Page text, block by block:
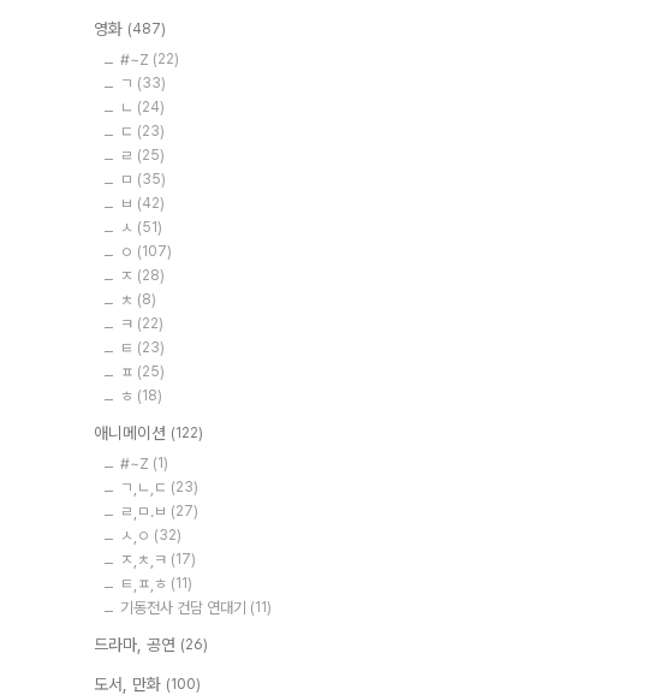
영화 (487)
#~Z (22)
ㄱ (33)
ㄴ (24)
ㄷ (23)
ㄹ (25)
ㅁ (35)
ㅂ (42)
ㅅ (51)
ㅇ (107)
ㅈ (28)
ㅊ (8)
ㅋ (22)
ㅌ (23)
ㅍ (25)
ㅎ (18)
애니메이션 (122)
#~Z (1)
ㄱ,ㄴ,ㄷ (23)
ㄹ,ㅁ.ㅂ (27)
ㅅ,ㅇ (32)
ㅈ,ㅊ,ㅋ (17)
ㅌ,ㅍ,ㅎ (11)
기동전사 건담 연대기 (11)
드라마, 공연 (26)
도서, 만화 (100)